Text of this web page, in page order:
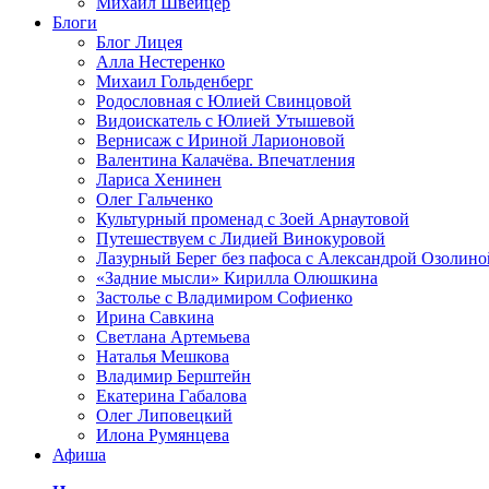
Блоги
Блог Лицея
Алла Нестеренко
Михаил Гольденберг
Родословная с Юлией Свинцовой
Видоискатель с Юлией Утышевой
Вернисаж с Ириной Ларионовой
Валентина Калачёва. Впечатления
Лариса Хенинен
Олег Гальченко
Культурный променад с Зоей Арнаутовой
Путешествуем с Лидией Винокуровой
Лазурный Берег без пафоса с Александрой
«Задние мысли» Кирилла Олюшкина
Застолье с Владимиром Софиенко
Ирина Савкина
Светлана Артемьева
Наталья Мешкова
Владимир Берштейн
Екатерина Габалова
Олег Липовецкий
Илона Румянцева
Афиша